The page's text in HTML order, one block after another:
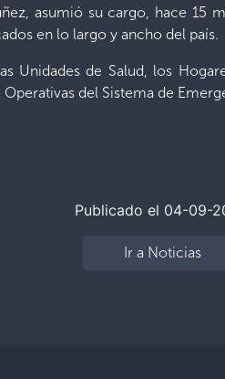
asumió su cargo, hace 15
en lo largo y ancho del país.
Unidades de Salud, los
del Sistema de
Publicado el 04-09-
Ir a Noticias